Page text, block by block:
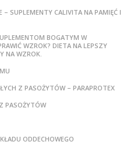
– SUPLEMENTY CALIVITA NA PAMIĘĆ I
BOGATYM W
WZROK? DIETA NA LEPSZY
NA WZROK.
Z PASOŻYTÓW – PARAPROTEX
PASOŻYTÓW
ODDECHOWEGO